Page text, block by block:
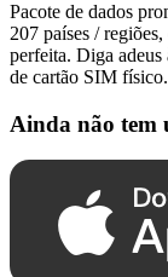
Pacote de dados
207 países /
perfeita. Diga adeus
de cartão SIM físico.
Ainda não tem